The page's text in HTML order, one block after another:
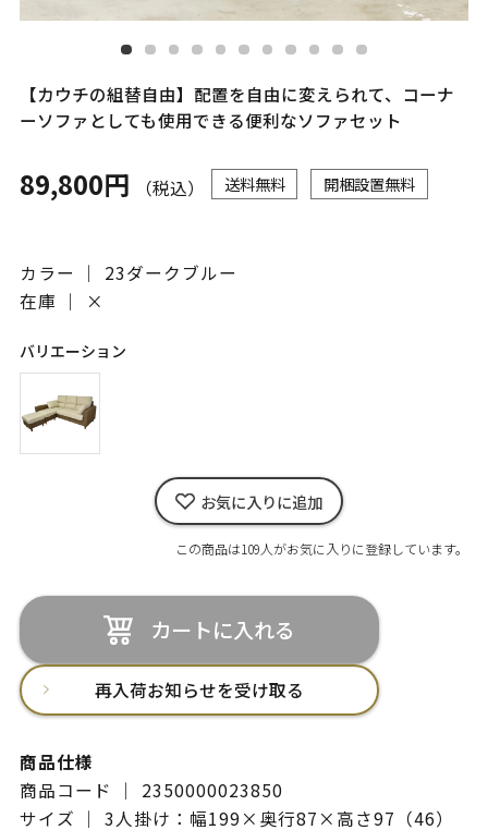
【カウチの組替自由】配置を自由に変えられて、コーナ
ーソファとしても使用できる便利なソファセット
89,800円 （税込） 送料無料 開梱設置無料
カラー ｜ 23ダークブルー
在庫 ｜
×
バリエーション
お気に入りに追加
この商品は109人がお気に入りに登録しています。
カートに入れる
再入荷お知らせを受け取る
商品仕様
商品コード ｜ 2350000023850
サイズ ｜ 3人掛け：幅199×奥行87×高さ97（46）